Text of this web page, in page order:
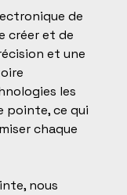
de
créer et de
et une
les
pointe, ce qui
chaque
nous